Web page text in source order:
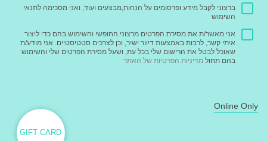
ברצוני לקבל מידע ופרסומים על הנחות,מבצעים ועוד, ואני מסכימה לתנאי
השימוש
אני מאשר/ת את מסירת הפרטים מרצוני החופשי והשימוש בהם כדי ליצור
איתי קשר, לרבות באמצעות דיוור ישיר, וכן לצרכים סטטיסטיים. אני מודע/ת
שאוכל לבטל את הרישום שלי בכל עת, ושעל מסירת הפרטים שלי והשימוש
בהם תחול מדיניות הפרטיות של האתר
Online Only
GIFT CARD